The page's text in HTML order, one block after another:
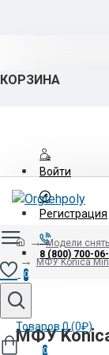
КОРЗИНА
Войти
Регистрация
8 (800) 700-
0
Товаров 0 (0₽)
0
Модели
МФУ Konica
МФУ